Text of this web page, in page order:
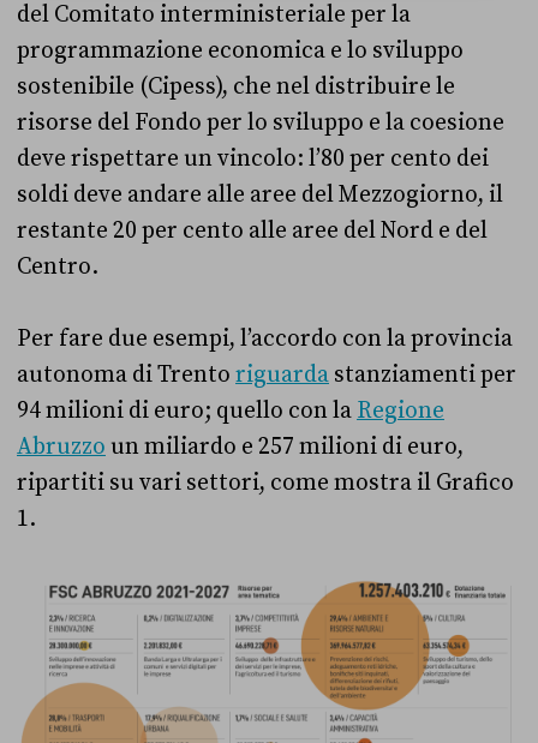
del Comitato interministeriale per la
programmazione economica e lo sviluppo
sostenibile (Cipess), che nel distribuire le
risorse del Fondo per lo sviluppo e la coesione
deve rispettare un vincolo: l’80 per cento dei
soldi deve andare alle aree del Mezzogiorno, il
restante 20 per cento alle aree del Nord e del
Centro.
Per fare due esempi, l’accordo con la provincia
autonoma di Trento riguarda stanziamenti per
94 milioni di euro; quello con la Regione
Abruzzo un miliardo e 257 milioni di euro,
ripartiti su vari settori, come mostra il Grafico
1.